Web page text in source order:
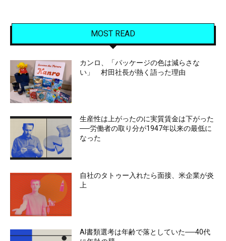
MOST READ
カンロ、「パッケージの色は減らさな
い」 村田社長が熱く語った理由
生産性は上がったのに実質賃金は下がった
──労働者の取り分が1947年以来の最低に
なった
自社のタトゥー入れたら面接、米企業が炎
上
AI書類選考は年齢で落としていた──40代